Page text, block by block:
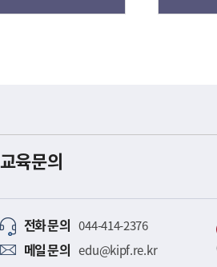
교육문의
전화문의 044-414-2376
메일문의 edu@kipf.re.kr